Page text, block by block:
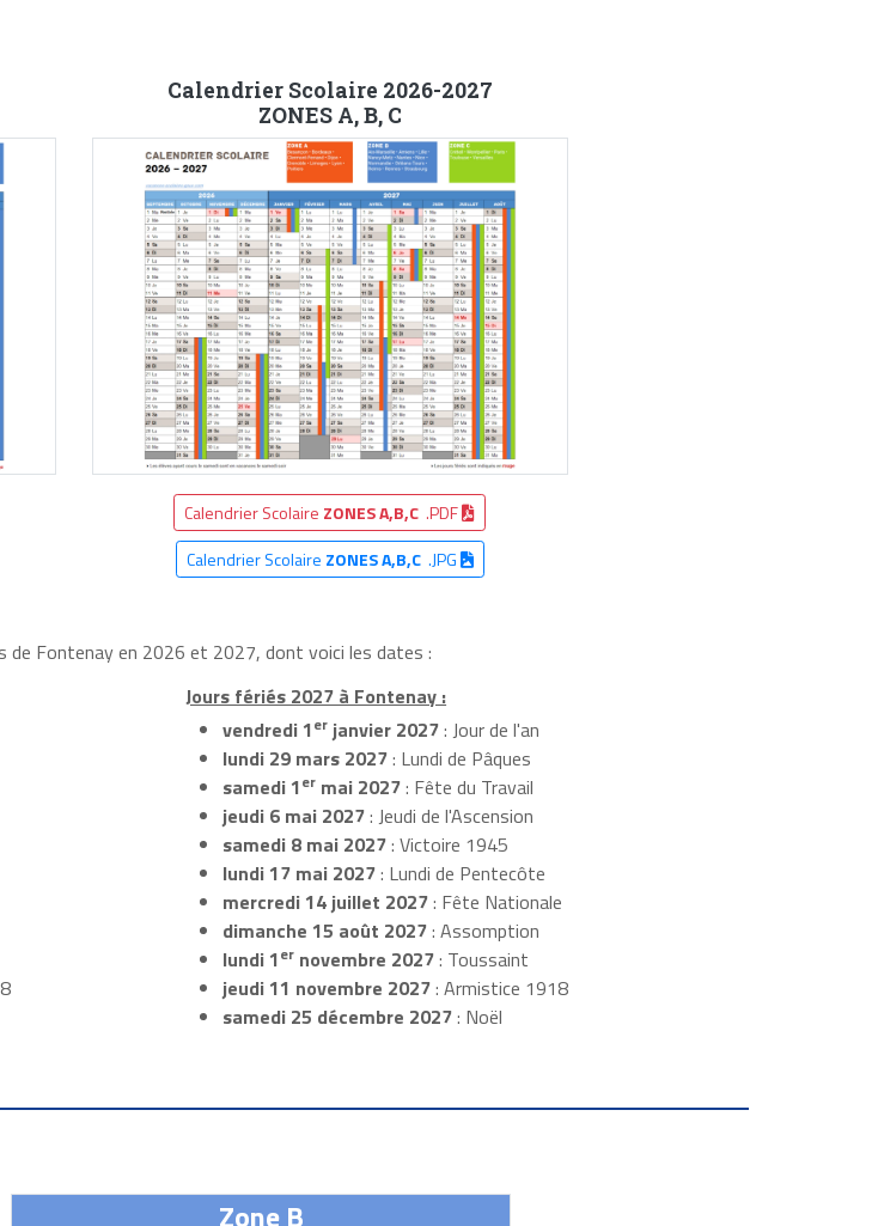
Calendrier Scolaire 2026-2027
ZONES A, B, C
Calendrier Scolaire ZONES A,B,C .PDF
Calendrier Scolaire ZONES A,B,C.JPG
de Fontenay en 2026 et 2027, dont voici les dates :
Jours fériés 2027 à Fontenay :
vendredi 1erjanvier 2027: Jour de l'an
lundi 29 mars 2027: Lundi de Pâques
samedi 1ermai 2027: Fête du Travail
jeudi 6 mai 2027: Jeudi de l'Ascension
samedi 8 mai 2027: Victoire 1945
lundi 17 mai 2027: Lundi de Pentecôte
mercredi 14 juillet 2027: Fête Nationale
dimanche 15 août 2027: Assomption
lundi 1ernovembre 2027: Toussaint
jeudi 11 novembre 2027: Armistice 1918
samedi 25 décembre 2027: Noël
Zone B